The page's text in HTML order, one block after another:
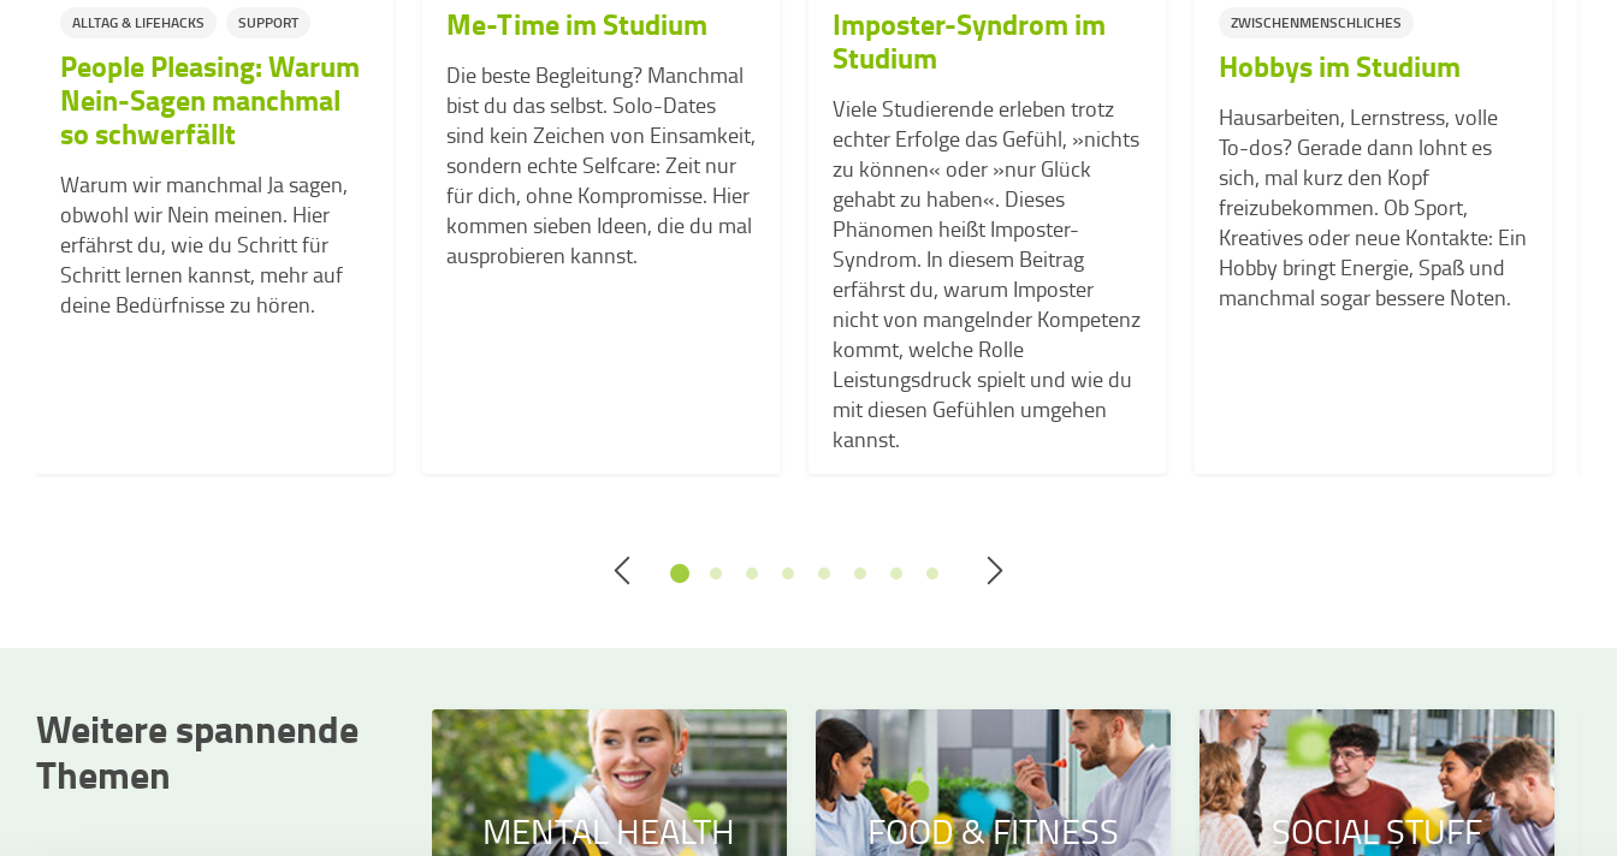
ALLTAG & LIFEHACKS SUPPORT
People Pleasing: Warum
Nein-Sagen manchmal
so schwerfällt
Warum wir manchmal Ja sagen,
obwohl wir Nein meinen. Hier
erfährst du, wie du Schritt für
Schritt lernen kannst, mehr auf
deine Bedürfnisse zu hören.
Me-Time im Studium
Die beste Begleitung? Manchmal
bist du das selbst. Solo-Dates
sind kein Zeichen von Einsamkeit,
sondern echte Selfcare: Zeit nur
für dich, ohne Kompromisse. Hier
kommen sieben Ideen, die du mal
ausprobieren kannst.
Imposter-Syndrom im
Studium
Viele Studierende erleben trotz
echter Erfolge das Gefühl, »nichts
zu können« oder »nur Glück
gehabt zu haben«. Dieses
Phänomen heißt Imposter-
Syndrom. In diesem Beitrag
erfährst du, warum Imposter
nicht von mangelnder Kompetenz
kommt, welche Rolle
Leistungsdruck spielt und wie du
mit diesen Gefühlen umgehen
kannst.
ZWISCHENMENSCHLICHES
Hobbys im Studium
Hausarbeiten, Lernstress, volle
To-dos? Gerade dann lohnt es
sich, mal kurz den Kopf
freizubekommen. Ob Sport,
Kreatives oder neue Kontakte: Ein
Hobby bringt Energie, Spaß und
manchmal sogar bessere Noten.
Weitere spannende
Themen
MENTAL HEALTH FOOD & FITNESS SOCIAL STUFF